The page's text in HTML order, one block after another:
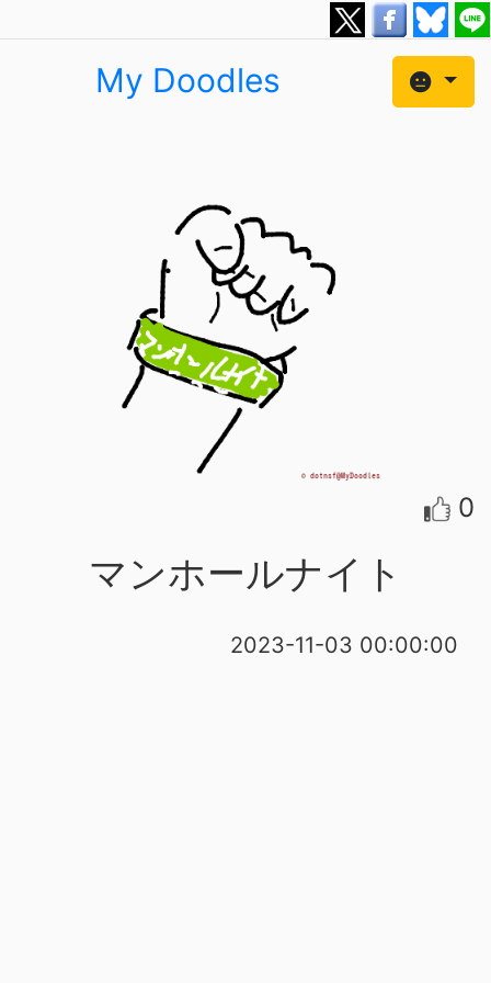
My Doodles
0
マンホールナイト
2023-11-03 00:00:00